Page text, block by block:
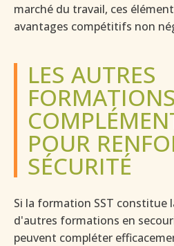
marché du travail, ces
avantages compétitifs non
LES AUTRES
FORMATIONS
POUR
SÉCURITÉ
Si la formation SST constitue
d'autres formations en
peuvent compléter